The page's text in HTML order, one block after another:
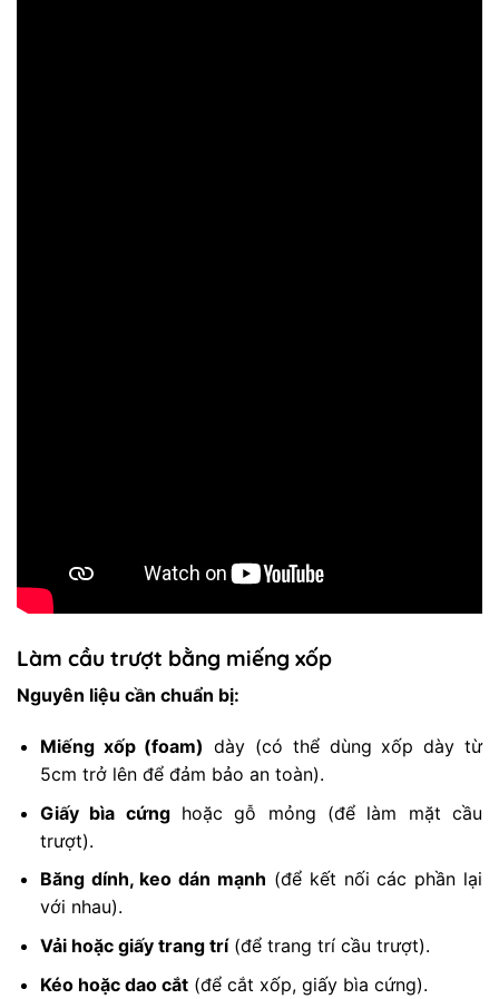
Làm cầu trượt bằng miếng xốp
Nguyên liệu cần chuẩn bị:
Miếng xốp (foam) dày (có thể dùng xốp dày từ
5cm trở lên để đảm bảo an toàn).
Giấy bìa cứnghoặc gỗ mỏng (để làm mặt cầu
trượt).
Băng dính, keo dán mạnh (để kết nối các phần lại
với nhau).
Vải hoặc giấy trang trí(để trang trí cầu trượt).
Kéo hoặc dao cắt(để cắt xốp, giấy bìa cứng).